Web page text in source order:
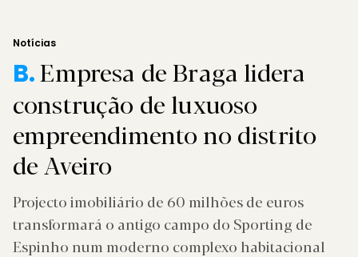
Notícias
B.Empresa de Braga lidera
construção de luxuoso
empreendimento no distrito
de Aveiro
Projecto imobiliário de 60 milhões de euros
transformará o antigo campo do Sporting de
Espinho num moderno complexo habitacional